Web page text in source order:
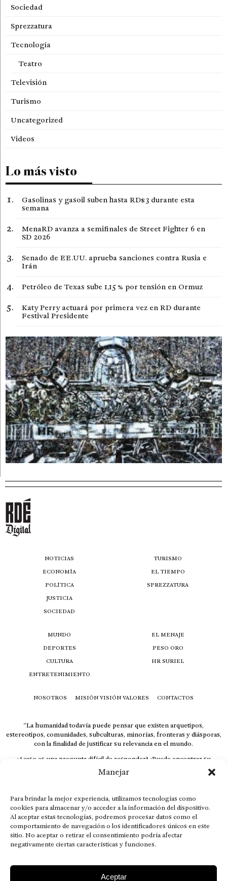
Manejar
Para brindar la mejor experiencia, utilizamos tecnologías como
cookies para almacenar y/o acceder a la información del dispositivo.
Al aceptar estas tecnologías, podremos procesar datos como el
comportamiento de navegación o los identificadores únicos en este
sitio. No aceptar o retirar el consentimiento podría afectar
negativamente ciertas características y funciones.
Aceptar
Sociedad
Sprezzatura
Tecnología
Teatro
Televisión
Turismo
Uncategorized
Videos
Lo más visto
Gasolinas y gasoil suben hasta RD$3 durante esta
semana
MenaRD avanza a semifinales de Street Fighter 6 en
SD 2026
Senado de EE.UU. aprueba sanciones contra Rusia e
Irán
Petróleo de Texas sube 1,15 % por tensión en Ormuz
Katy Perry actuará por primera vez en RD durante
Festival Presidente
NOTICIAS
ECONOMÍA
POLÍTICA
JUSTICIA
SOCIEDAD
TURISMO
EL TIEMPO
SPREZZATURA
MUNDO
DEPORTES
CULTURA
ENTRETENIMIENTO
EL MENAJE
PESO ORO
HR SURIEL
NOSOTROS MISIÓN VISIÓN VALORES CONTACTOS
“La humanidad todavía puede pensar que existen arquetipos,
estereotipos, comunidades, subculturas, minorías, fronteras y diásporas,
con la finalidad de justificar su relevancia en el mundo.
¿Acaso es una pregunta difícil de responder? ¿Puede encontrar su
respuesta al instante, otorgando al receptor cuestionado espacio y
velocidad suficiente para responder correctamente? De no ser así, el que
El concepto de familia no está limitado exclusivamente a la sangre; seres
que surgen en nuestro diario vivir suelen pesar más que los
emparentados. Más bien, el apego de estas dos versiones de seres
queridos mueve ideales provenientes de sus vivencias.
This is for nuestra gente.” – HRSuriel